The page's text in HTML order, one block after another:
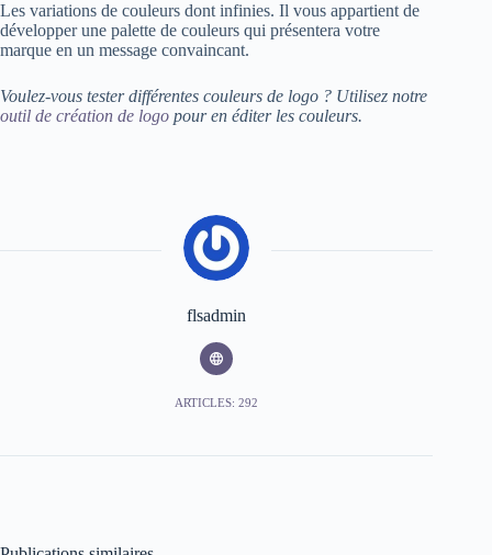
Les variations de couleurs dont infinies. Il vous appartient de
développer une palette de couleurs qui présentera votre
marque en un message convaincant.
Voulez-vous tester différentes couleurs de logo ? Utilisez notre
outil de création de logo pour en éditer les couleurs.
flsadmin
ARTICLES: 292